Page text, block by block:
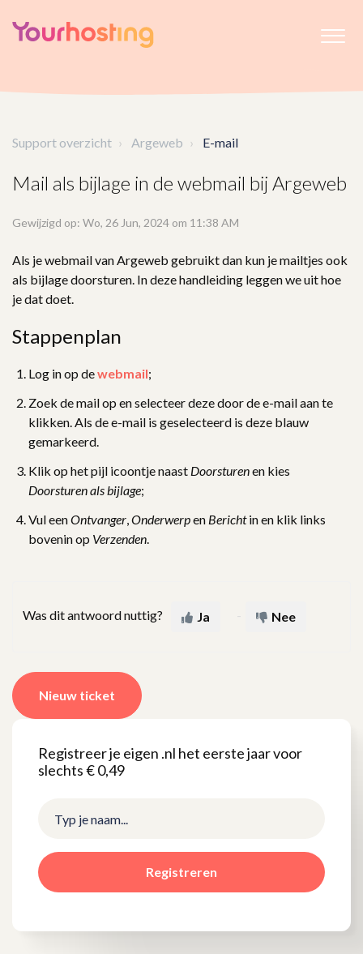
Support overzicht Argeweb E-mail
Mail als bijlage in de webmail bij Argeweb
Gewijzigd op: Wo, 26 Jun, 2024 om 11:38 AM
Als je webmail van Argeweb gebruikt dan kun je mailtjes ook
als bijlage doorsturen. In deze handleiding leggen we uit hoe
je dat doet.
Stappenplan
Log in op dewebmail;
Zoek de mail op en selecteer deze door de e-mail aan te
klikken. Als de e-mail is geselecteerd is deze blauw
gemarkeerd.
Klik op het pijl icoontje naast Doorsturenen kies
Doorsturen als bijlage;
Vul eenOntvanger,Onderwerpen Berichtin en klik links
bovenin op Verzenden.
Was dit antwoord nuttig? Ja Nee
Nieuw ticket
Registreer je eigen .nl het eerste jaar voor
slechts € 0,49
Registreren